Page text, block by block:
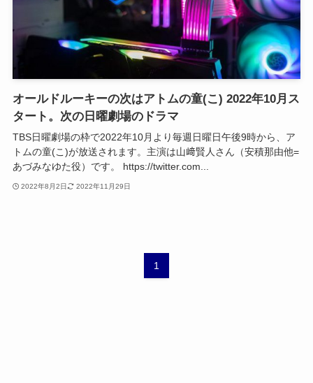
オールドルーキーの次はアトムの童(こ) 2022年10月ス
タート。次の日曜劇場のドラマ
TBS日曜劇場の枠で2022年10月より毎週日曜日午後9時から、ア
トムの童(こ)が放送されます。主演は山﨑賢人さん（安積那由他=
あづみなゆた役）です。 https://twitter.com...
2022年8月2日 2022年11月29日
1